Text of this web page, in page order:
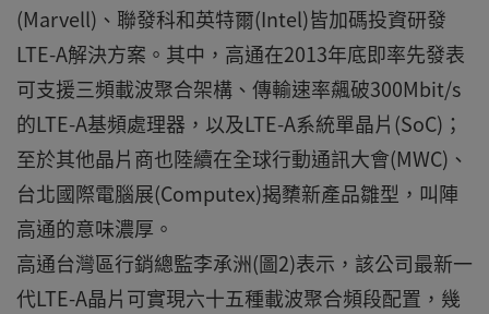
(Marvell)、聯發科和英特爾(Intel)皆加碼投資研發
LTE-A解決方案。其中，高通在2013年底即率先發表
可支援三頻載波聚合架構、傳輸速率飆破300Mbit/s
的LTE-A基頻處理器，以及LTE-A系統單晶片(SoC)；
至於其他晶片商也陸續在全球行動通訊大會(MWC)、
台北國際電腦展(Computex)揭櫫新產品雛型，叫陣
高通的意味濃厚。
高通台灣區行銷總監李承洲(圖2)表示，該公司最新一
代LTE-A晶片可實現六十五種載波聚合頻段配置，幾